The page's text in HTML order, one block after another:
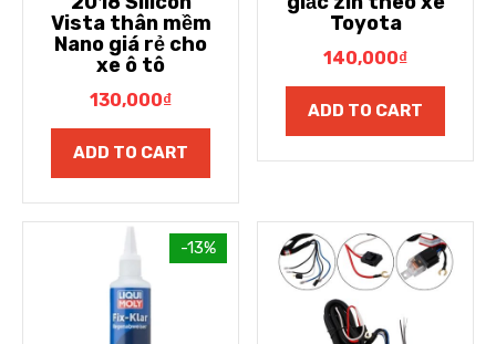
Vista thân mềm
Nano giá rẻ cho
xe ô tô
130,000₫
ADD TO CART
Toyota
140,000₫
ADD TO CART
-13%